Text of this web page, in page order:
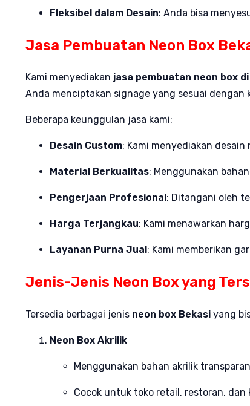
Fleksibel dalam Desain: Anda bisa
Jasa Pembuatan Neon Box
Kami menyediakan jasa pembuatan neon box
Anda menciptakan signage yang sesuai dengan
Beberapa keunggulan jasa kami:
Desain Custom: Kami menyediakan
Material Berkualitas: Menggunakan
Pengerjaan Profesional : Ditangani oleh
Harga Terjangkau: Kami menawarkan
Layanan Purna Jual : Kami memberikan
Jenis-Jenis Neon Box yang
Tersedia berbagai jenis neon box Bekasi yang
Neon Box Akrilik
Menggunakan bahan akrilik
Cocok untuk toko retail, restoran, dan